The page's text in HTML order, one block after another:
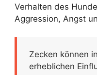
Verhalten des
Aggression, Angst
Zecken können
erheblichen